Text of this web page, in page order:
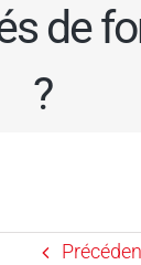
de
?